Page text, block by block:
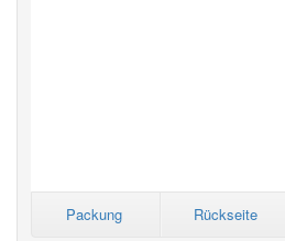
Packung Rückseite